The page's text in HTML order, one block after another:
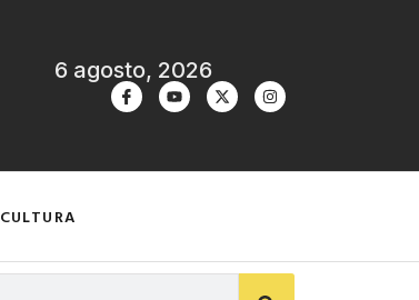
6 agosto, 2026
CULTURA